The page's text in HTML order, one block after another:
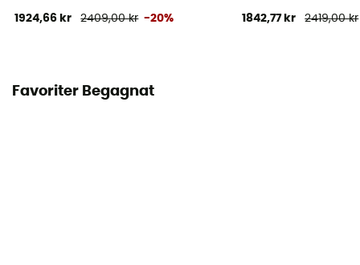
1924,66 kr 2409,00 kr -20% 1842,77 kr 2419,00 kr
Favoriter Begagnat